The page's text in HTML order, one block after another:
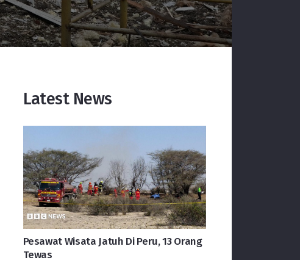
Latest News
Pesawat Wisata Jatuh Di Peru, 13 Orang
Tewas